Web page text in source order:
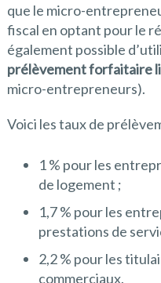
que le micro-
fiscal en optant pour le
également possible
prélèvement forfaitaire
micro-entrepreneurs).
Voici les taux de
1 % pour les
de logement ;
1,7 % pour les
prestations de
2,2 % pour les
commerciaux.